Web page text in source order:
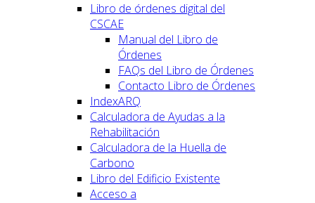
Libro de órdenes digital del
CSCAE
Manual del Libro de
Órdenes
FAQs del Libro de Órdenes
Contacto Libro de Órdenes
IndexARQ
Calculadora de Ayudas a la
Rehabilitación
Calculadora de la Huella de
Carbono
Libro del Edificio Existente
Acceso a